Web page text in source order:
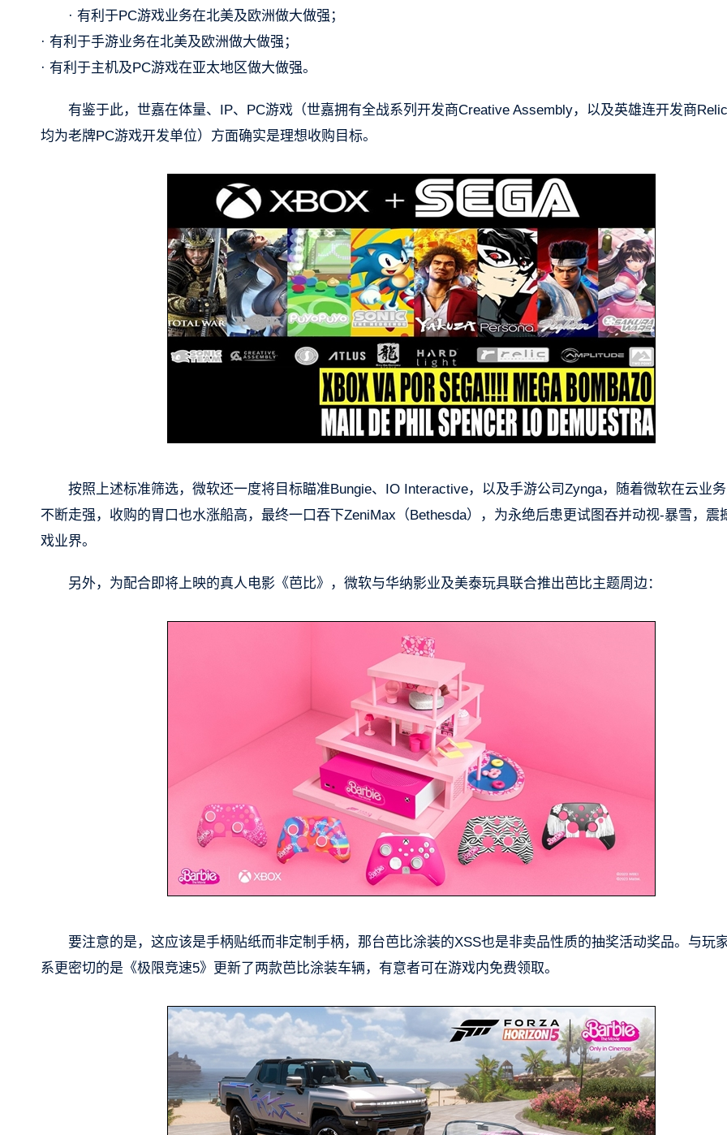
· 有利于PC游戏业务在北美及欧洲做大做强；
· 有利于手游业务在北美及欧洲做大做强；
· 有利于主机及PC游戏在亚太地区做大做强。
有鉴于此，世嘉在体量、IP、PC游戏（世嘉拥有全战系列开发商Creative Assembly，以及英雄连开发商
均为老牌PC游戏开发单位）方面确实是理想收购目标。
按照上述标准筛选，微软还一度将目标瞄准Bungie、IO Interactive，以及手游公司Zynga，随着微软在云业
不断走强，收购的胃口也水涨船高，最终一口吞下ZeniMax（Bethesda），为永绝后患更试图吞并动视-暴雪，震
戏业界。
另外，为配合即将上映的真人电影《芭比》，微软与华纳影业及美泰玩具联合推出芭比主题周边：
要注意的是，这应该是手柄贴纸而非定制手柄，那台芭比涂装的XSS也是非卖品性质的抽奖活动奖品。与玩
系更密切的是《极限竞速5》更新了两款芭比涂装车辆，有意者可在游戏内免费领取。